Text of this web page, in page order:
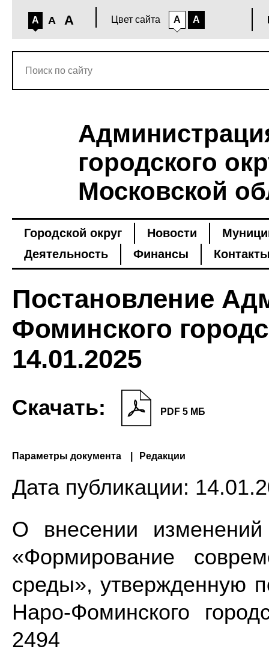
A A A Цвет сайта A A
городского
Московской
Городской округ Новости
Деятельность
Финансы
Постановление
Фоминского
14.01.2025
Скачать: PDF 5 МБ
Параметры документа Редакции
Дата публикации:
О внесении
«Формирование
среды», утвержденную
Наро-Фоминского
2494